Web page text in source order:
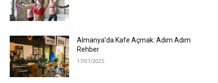
Almanya’da Kafe Açmak: Adım Adım
Rehber
17/01/2025